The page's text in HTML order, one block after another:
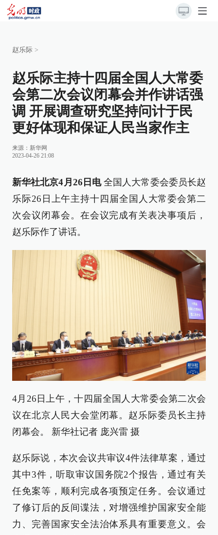
赵乐际 >
赵乐际主持十四届全国人大常委
会第二次会议闭幕会并作讲话强
调 开展调查研究坚持问计于民
更好体现和保证人民当家作主
来源： 新华网
2023-04-26 21:08
新华社北京4月26日电全国人大常委会委员长赵
乐际26日上午主持十四届全国人大常委会第二
次会议闭幕会。在会议完成有关表决事项后，
赵乐际作了讲话。
4月26日上午，十四届全国人大常委会第二次会
议在北京人民大会堂闭幕。赵乐际委员长主持
闭幕会。 新华社记者 庞兴雷 摄
赵乐际说，本次会议共审议4件法律草案，通过
其中3件，听取审议国务院2个报告，通过有关
任免案等，顺利完成各项预定任务。会议通过
了修订后的反间谍法，对增强维护国家安全能
力、完善国家安全法治体系具有重要意义。会